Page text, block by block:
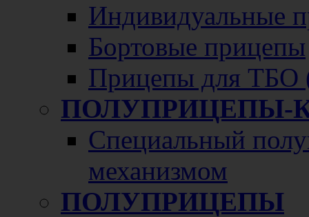
Индивидуальные
Бортовые прицепы
Прицепы для ТБО
ПОЛУПРИЦЕПЫ-
Специальный
механизмом
ПОЛУПРИЦЕПЫ